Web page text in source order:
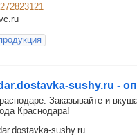
sushy.ru -
Заказывайте и
Краснодара!
sushy.ru